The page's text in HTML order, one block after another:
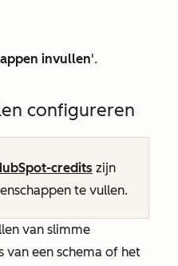
invullen'.
configureren
credits zijn
te vullen.
van slimme
van een schema of het